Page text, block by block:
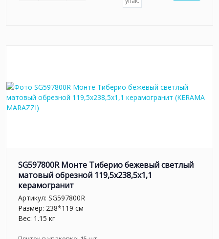
SG597800R Монте Тиберио бежевый светлый
матовый обрезной 119,5x238,5x1,1
керамогранит
Артикул: SG597800R
Размер: 238*119 см
Вес: 1.15 кг